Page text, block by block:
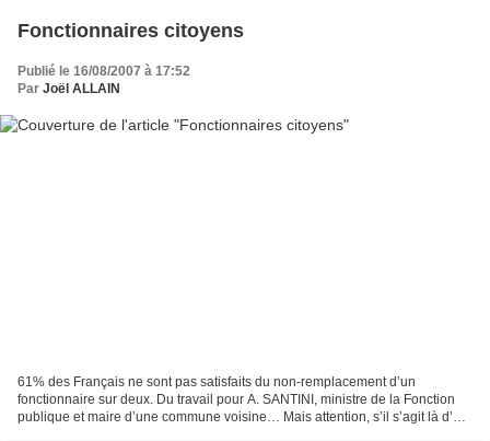
Fonctionnaires citoyens
Publié le 16/08/2007 à 17:52
Par Joël ALLAIN
61% des Français ne sont pas satisfaits du non-remplacement d’un
fonctionnaire sur deux. Du travail pour A. SANTINI, ministre de la Fonction
publique et maire d’une commune voisine… Mais attention, s’il s’agit là d’un